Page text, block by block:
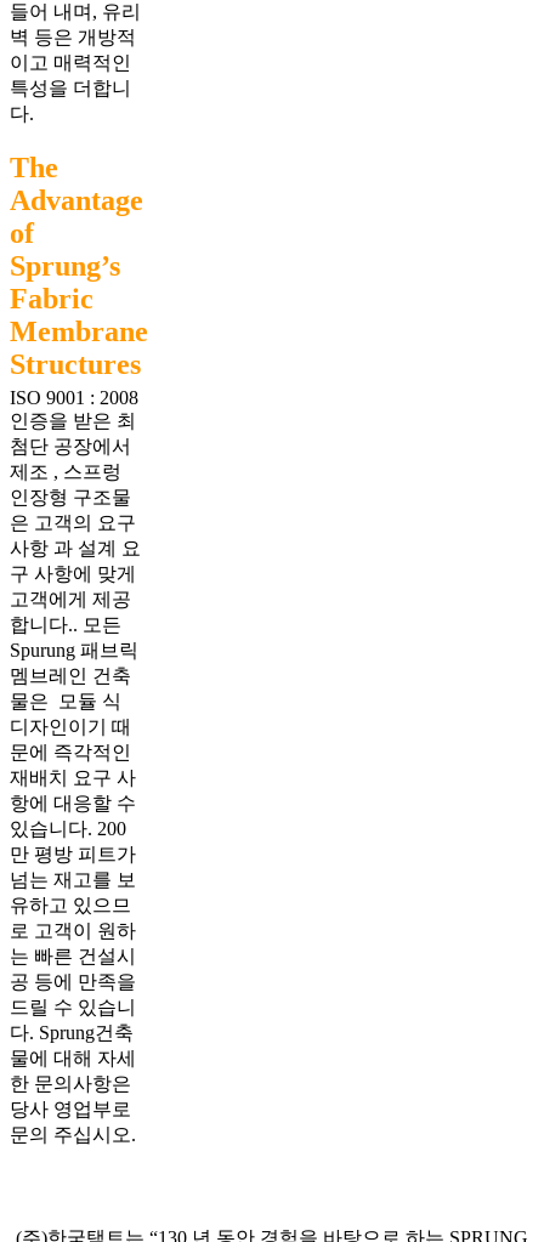
들어 내며, 유리
벽 등은 개방적
이고 매력적인
특성을 더합니
다.
The
Advantage
of
Sprung’s
Fabric
Membrane
Structures
ISO 9001 : 2008
인증을 받은 최
첨단 공장에서
제조 , 스프렁
인장형 구조물
은 고객의 요구
사항 과 설계 요
구 사항에 맞게
고객에게 제공
합니다.. 모든
Spurung 패브릭
멤브레인 건축
물은 모듈 식
디자인이기 때
문에 즉각적인
재배치 요구 사
항에 대응할 수
있습니다. 200
만 평방 피트가
넘는 재고를 보
유하고 있으므
로 고객이 원하
는 빠른 건설시
공 등에 만족을
드릴 수 있습니
다. Sprung건축
물에 대해 자세
한 문의사항은
당사 영업부로
문의 주십시오.
(주)한국택트는 “130 년 동안 경험을 바탕으로 하는 SPRUNG